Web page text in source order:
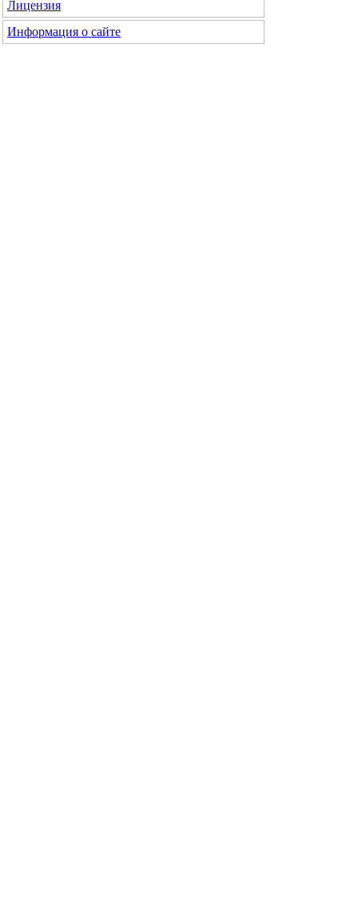
Лицензия
Информация о сайте